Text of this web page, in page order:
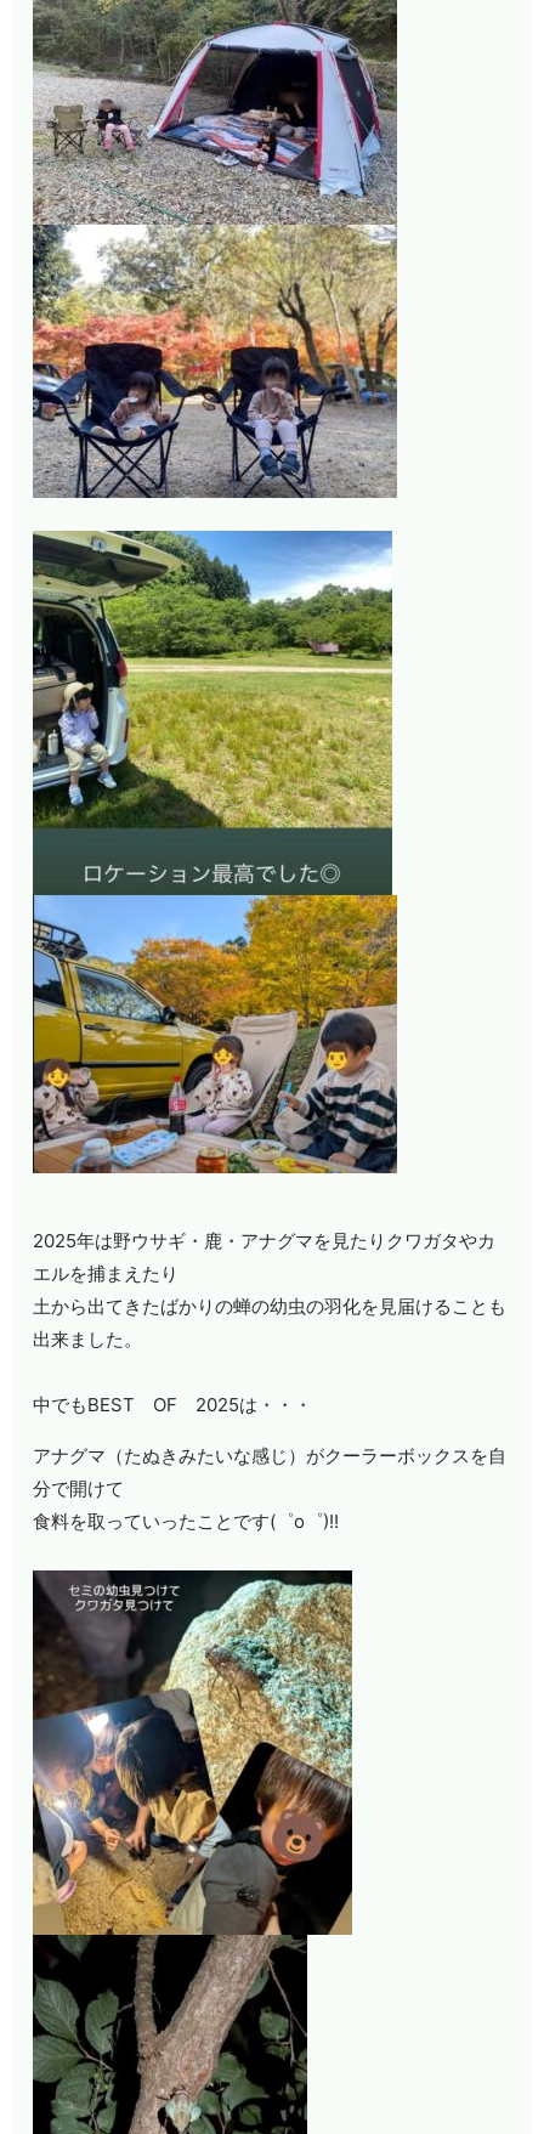
2025年は野ウサギ・鹿・アナグマを見たりクワガタやカ
エルを捕まえたり
土から出てきたばかりの蝉の幼虫の羽化を見届けることも
出来ました。
中でもBEST OF 2025は・・・
アナグマ（たぬきみたいな感じ）がクーラーボックスを自
分で開けて
食料を取っていったことです( ゜o ゜)!!